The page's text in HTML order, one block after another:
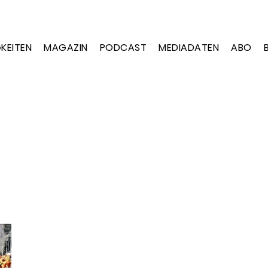
MAGAZIN PODCAST MEDIADATEN ABO